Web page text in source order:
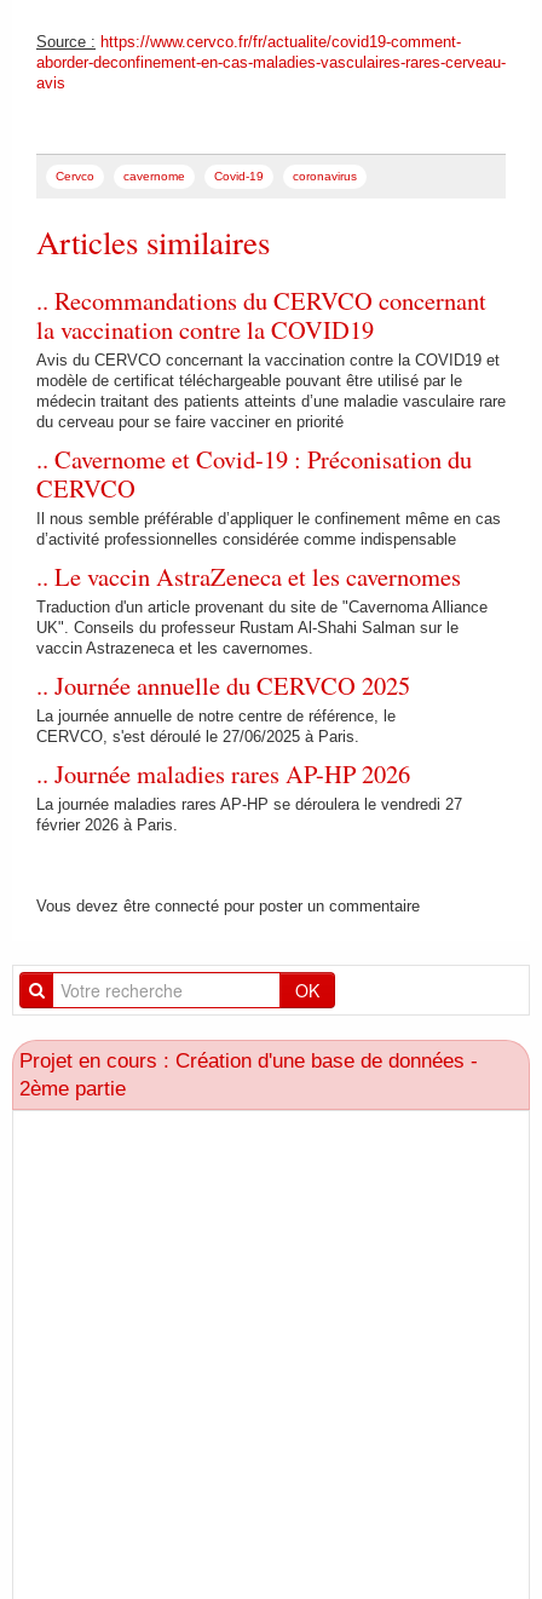
Source : https://www.cervco.fr/fr/actualite/covid19-comment-
aborder-deconfinement-en-cas-maladies-vasculaires-rares-cerveau-
avis
Cervco cavernome Covid-19 coronavirus
Articles similaires
.. Recommandations du CERVCO concernant
la vaccination contre la COVID19
Avis du CERVCO concernant la vaccination contre la COVID19 et
modèle de certificat téléchargeable pouvant être utilisé par le
médecin traitant des patients atteints d’une maladie vasculaire rare
du cerveau pour se faire vacciner en priorité
.. Cavernome et Covid-19 : Préconisation du
CERVCO
Il nous semble préférable d’appliquer le confinement même en cas
d’activité professionnelles considérée comme indispensable
.. Le vaccin AstraZeneca et les cavernomes
Traduction d'un article provenant du site de "Cavernoma Alliance
UK". Conseils du professeur Rustam Al-Shahi Salman sur le
vaccin Astrazeneca et les cavernomes.
.. Journée annuelle du CERVCO 2025
La journée annuelle de notre centre de référence, le
CERVCO, s'est déroulé le 27/06/2025 à Paris.
.. Journée maladies rares AP-HP 2026
La journée maladies rares AP-HP se déroulera le vendredi 27
février 2026 à Paris.
Vous devez être connecté pour poster un commentaire
OK
Projet en cours : Création d'une base de données -
2ème partie